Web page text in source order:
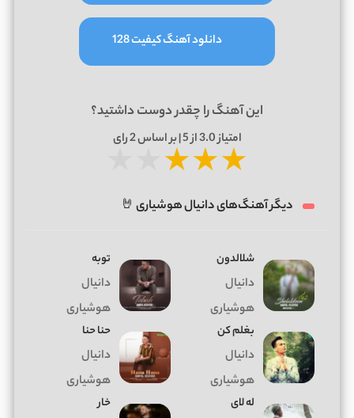
دانلود آهنگ کیفیت 128
این آهنگ را چقدر دوست داشتید؟
امتیاز3.0از 5 | بر اساس 2رای
★★★
دیگر آهنگ‌های دانیال هوشیاری 🤘
شلالدون
دانیال
هوشیاری
توبه
دانیال
هوشیاری
بغلم کن
دانیال
هوشیاری
حنا حنا
دانیال
هوشیاری
له‌ لای خار